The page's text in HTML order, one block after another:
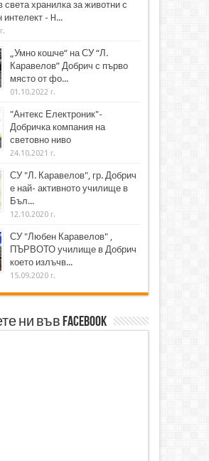
света хранилка за животни с
интелект - H...
„Умно кошче“ на СУ “Л.
Каравелов” Добрич с първо
място от фо...
01.10.2022 г.
"Антекс Електроник"-
Добричка компания на
световно ниво
24.10.2021 г.
СУ "Л. Каравелов", гр. Добрич
е най- активното училище в
Бъл...
12.10.2020 г.
СУ "Любен Каравелов" ,
ПЪРВОТО училище в Добрич
което излъчв...
15.09.2020 г.
ни във Facebook